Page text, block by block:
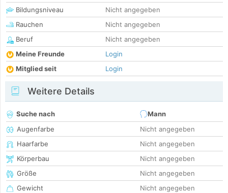
Bildungsniveau
Nicht angegeben
Rauchen
Nicht angegeben
Beruf
Nicht angegeben
Meine Freunde
Login
Mitglied seit
Login
Weitere Details
Suche nach
Mann
Augenfarbe
Nicht angegeben
Haarfarbe
Nicht angegeben
Körperbau
Nicht angegeben
Größe
Nicht angegeben
Gewicht
Nicht angegeben